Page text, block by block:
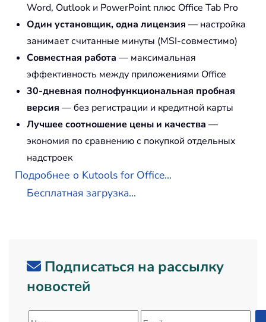
Word, Outlook и PowerPoint плюс Office Tab Pro
Один установщик, одна лицензия — настройка
занимает считанные минуты (MSI-совместимо)
Совместная работа — максимальная
эффективность между приложениями Office
30-дневная полнофункциональная пробная
версия — без регистрации и кредитной карты
Лучшее соотношение цены и качества —
экономия по сравнению с покупкой отдельных
надстроек
Подробнее о Kutools for Office...
Бесплатная загрузка...
Подписаться на рассылку
новостей